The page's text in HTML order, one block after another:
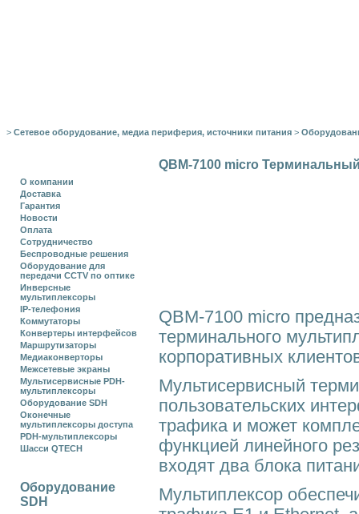
> Сетевое оборудование, медиа периферия, источники питания >
О компании
Доставка
Гарантия
Новости
Оплата
Сотрудничество
Беспроводные решения
Оборудование для
передачи CCTV по оптике
Инверсные
мультиплексоры
IP-телефония
Коммутаторы
Конвертеры интерфейсов
Маршрутизаторы
Медиаконверторы
Межсетевые экраны
Мультисервисные PDH-
мультиплексоры
Оборудование SDH
Оконечные
мультиплексоры доступа
PDH-мультиплексоры
Шасси QTECH
Оборудование
SDH
QBM-7100 micro
QBM-7100 micro
терминального
корпоративных
Мультисервисный
пользовательских
трафика и может
функцией линейного
входят два блока
Мультиплексор